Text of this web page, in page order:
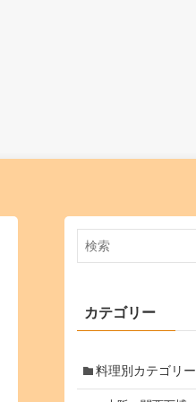
カテゴリー
料理別カテゴリー